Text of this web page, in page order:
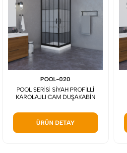
POOL-020
POOL SERİSİ SİYAH PROFİLLİ
KAROLAJLI CAM DUŞAKABİN
ÜRÜN DETAY